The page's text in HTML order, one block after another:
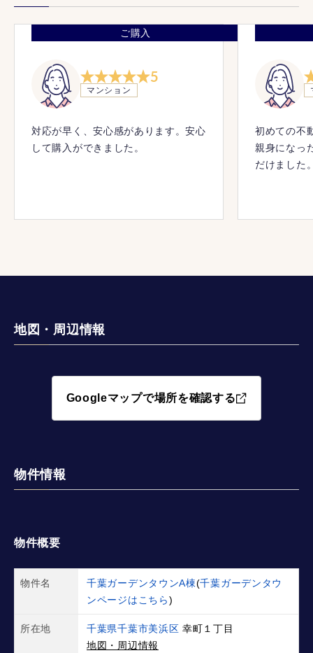
ご購入
5
マンション
対応が早く、安心感があります。安心
して購入ができました。
初めての不
親身になっ
だけました
地図・周辺情報
Googleマップで場所を確認する
物件情報
物件概要
物件名 千葉ガーデンタウンA棟(千葉ガーデンタウ
ンページはこちら)
所在地 千葉県千葉市美浜区 幸町１丁目
地図・周辺情報